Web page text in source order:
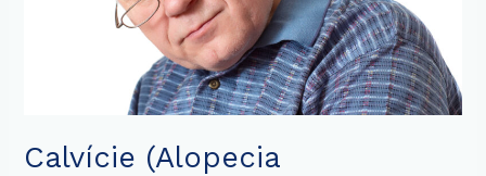
Calvície (Alopecia